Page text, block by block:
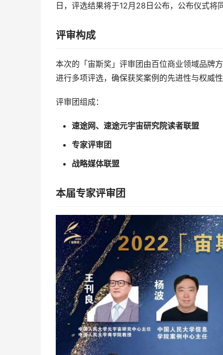
日，评选结果将于12月28日公布，公布仪式将
评审构成
本次的「宙斯奖」评审团由百位商业领域品牌
进行多项评选，确保获奖案例的先进性与权威
评审团组成：
速途网、速途元宇宙研究院读者联盟
专家评审团
战略媒体联盟
本届专家评审团